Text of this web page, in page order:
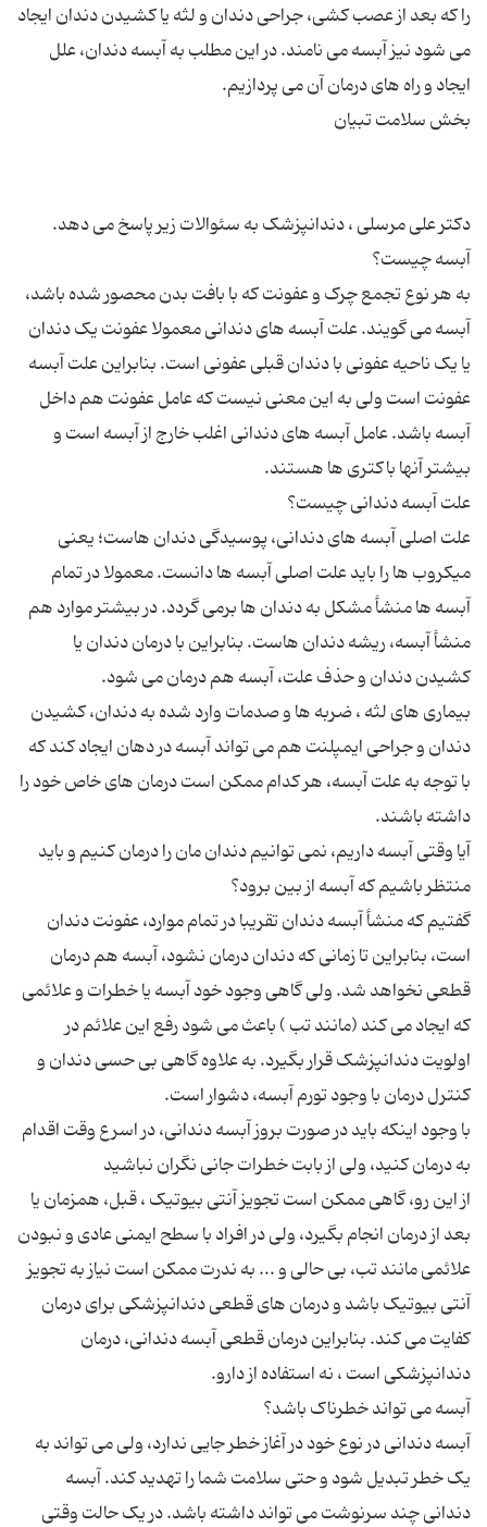
را که بعد از عصب کشی، جراحی دندان و لثه یا کشیدن دندان ایجاد
می شود نیز آبسه می نامند. در این مطلب به آبسه دندان، علل
به هر نوع تجمع چرک و عفونت که با بافت بدن محصور شده باشد،
آبسه می گویند. علت آبسه های دندانی معمولا عفونت یک دندان
یا یک ناحیه عفونی با دندان قبلی عفونی است. بنابراین علت آبسه
عفونت است ولی به این معنی نیست که عامل عفونت هم داخل
آبسه باشد. عامل آبسه های دندانی اغلب خارج از آبسه است و
علت اصلی آبسه های دندانی، پوسیدگی دندان هاست؛ یعنی
میکروب ها را باید علت اصلی آبسه ها دانست. معمولا در تمام
آبسه ها منشأ مشکل به دندان ها برمی گردد. در بیشتر موارد هم
منشأ آبسه، ریشه دندان هاست. بنابراین با درمان دندان یا
بیماری های لثه ، ضربه ها و صدمات وارد شده به دندان، کشیدن
دندان و جراحی ایمپلنت هم می تواند آبسه در دهان ایجاد کند که
با توجه به علت آبسه، هر کدام ممکن است درمان های خاص خود را
آیا وقتی آبسه داریم، نمی توانیم دندان مان را درمان کنیم و باید
گفتیم که منشأ آبسه دندان تقریبا در تمام موارد، عفونت دندان
است، بنابراین تا زمانی که دندان درمان نشود، آبسه هم درمان
قطعی نخواهد شد. ولی گاهی وجود خود آبسه یا خطرات و علائمی
که ایجاد می کند (مانند تب ) باعث می شود رفع این علائم در
اولویت دندانپزشک قرار بگیرد. به علاوه گاهی بی حسی دندان و
با وجود اینکه باید در صورت بروز آبسه دندانی، در اسرع وقت اقدام
از این رو، گاهی ممکن است تجویز آنتی بیوتیک ، قبل، همزمان یا
بعد از درمان انجام بگیرد، ولی در افراد با سطح ایمنی عادی و نبودن
علائمی مانند تب، بی حالی و ... به ندرت ممکن است نیاز به تجویز
آنتی بیوتیک باشد و درمان های قطعی دندانپزشکی برای درمان
کفایت می کند. بنابراین درمان قطعی آبسه دندانی، درمان
آبسه دندانی در نوع خود در آغاز خطر جایی ندارد، ولی می تواند به
یک خطر تبدیل شود و حتی سلامت شما را تهدید کند. آبسه
دندانی چند سرنوشت می تواند داشته باشد. در یک حالت وقتی